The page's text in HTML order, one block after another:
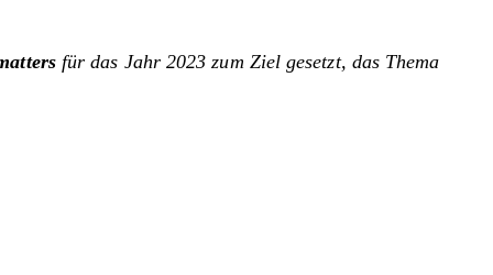
für das Jahr 2023 zum Ziel gesetzt, das Thema